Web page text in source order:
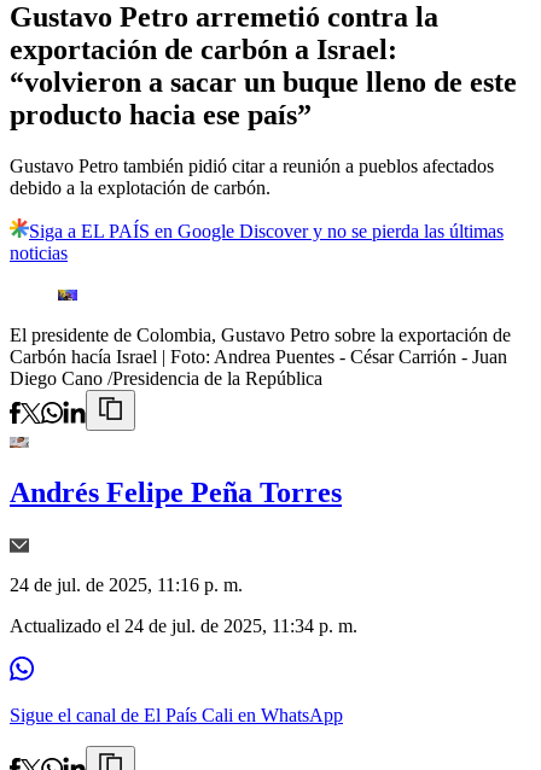
Gustavo Petro arremetió contra la
exportación de carbón a Israel:
“volvieron a sacar un buque lleno de este
producto hacia ese país”
Gustavo Petro también pidió citar a reunión a pueblos afectados
debido a la explotación de carbón.
Siga a EL PAÍS en Google Discover y no se pierda las últimas
noticias
El presidente de Colombia, Gustavo Petro sobre la exportación de
Carbón hacía Israel | Foto: Andrea Puentes - César Carrión - Juan
Diego Cano /Presidencia de la República
Andrés Felipe Peña Torres
24 de jul. de 2025, 11:16 p. m.
Actualizado el 24 de jul. de 2025, 11:34 p. m.
Sigue el canal de El País Cali en WhatsApp